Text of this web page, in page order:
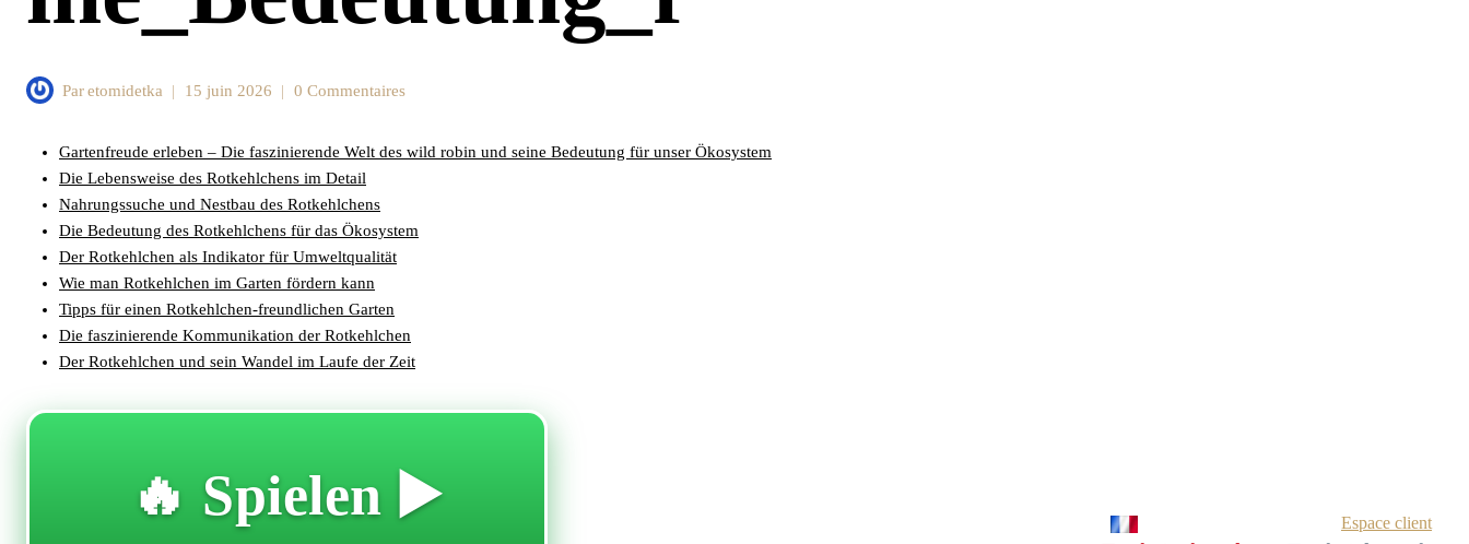
Paretomidetka 15 juin 2026 0 Commentaires
Gartenfreude erleben – Die faszinierende Welt des wild robin und seine Bedeutung für unser Ökosystem
Die Lebensweise des Rotkehlchens im Detail
Nahrungssuche und Nestbau des Rotkehlchens
Die Bedeutung des Rotkehlchens für das Ökosystem
Der Rotkehlchen als Indikator für Umweltqualität
Wie man Rotkehlchen im Garten fördern kann
Tipps für einen Rotkehlchen-freundlichen Garten
Die faszinierende Kommunikation der Rotkehlchen
Der Rotkehlchen und sein Wandel im Laufe der Zeit
🔥 Spielen ▶️